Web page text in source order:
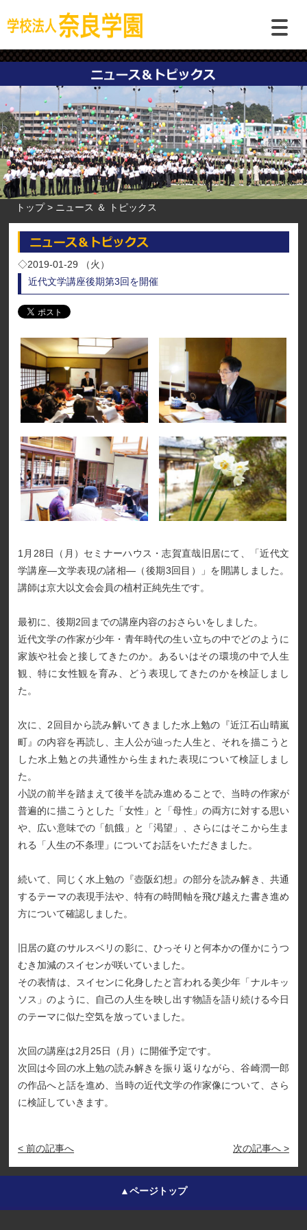
トップ ニュース ＆ トピックス
◇2019-01-29 （火）
近代文学講座後期第3回を開催
1月28日（月）セミナーハウス・志賀直哉旧居にて、「近代文
学講座―文学表現の諸相―（後期3回目）」を開講しました。
講師は京大以文会会員の植村正純先生です。
最初に、後期2回までの講座内容のおさらいをしました。
近代文学の作家が少年・青年時代の生い立ちの中でどのように
家族や社会と接してきたのか。あるいはその環境の中で人生
観、特に女性観を育み、どう表現してきたのかを検証しまし
た。
次に、2回目から読み解いてきました水上勉の『近江石山晴嵐
町』の内容を再読し、主人公が辿った人生と、それを描こうと
した水上勉との共通性から生まれた表現について検証しまし
た。
小説の前半を踏まえて後半を読み進めることで、当時の作家が
普遍的に描こうとした「女性」と「母性」の両方に対する思い
や、広い意味での「飢餓」と「渇望」、さらにはそこから生ま
れる「人生の不条理」についてお話をいただきました。
続いて、同じく水上勉の『壺阪幻想』の部分を読み解き、共通
するテーマの表現手法や、特有の時間軸を飛び越えた書き進め
方について確認しました。
旧居の庭のサルスベリの影に、ひっそりと何本かの僅かにうつ
むき加減のスイセンが咲いていました。
その表情は、スイセンに化身したと言われる美少年「ナルキッ
ソス」のように、自己の人生を映し出す物語を語り続ける今日
のテーマに似た空気を放っていました。
次回の講座は2月25日（月）に開催予定です。
次回は今回の水上勉の読み解きを振り返りながら、谷崎潤一郎
の作品へと話を進め、当時の近代文学の作家像について、さら
に検証していきます。
< 前の記事へ 次の記事へ >
▲ページトップ